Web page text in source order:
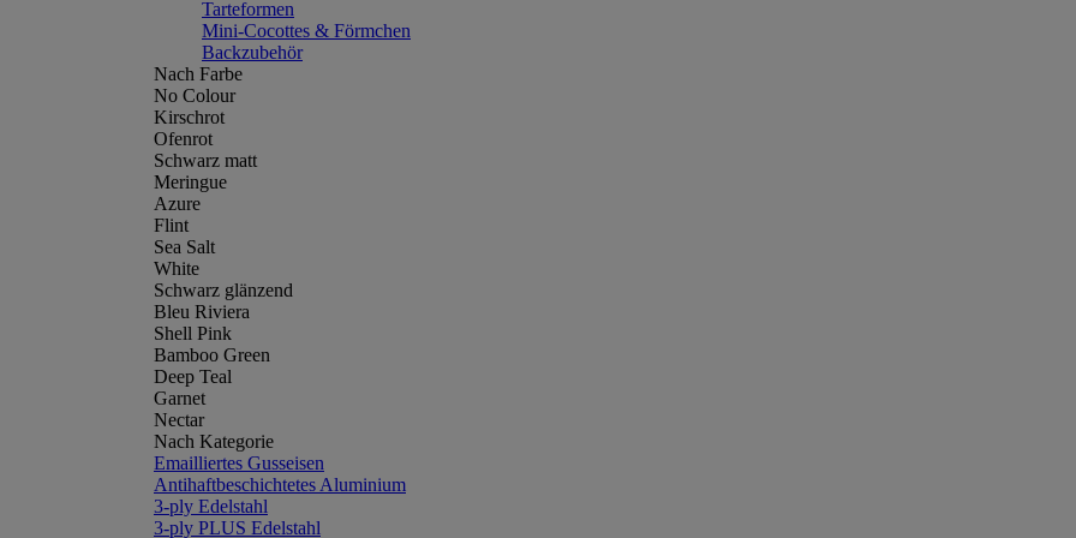
Tarteformen
Mini-Cocottes & Förmchen
Backzubehör
Nach Farbe
No Colour
Kirschrot
Ofenrot
Schwarz matt
Meringue
Azure
Flint
Sea Salt
White
Schwarz glänzend
Bleu Riviera
Shell Pink
Bamboo Green
Deep Teal
Garnet
Nectar
Nach Kategorie
Emailliertes Gusseisen
Antihaftbeschichtetes Aluminium
3-ply Edelstahl
3-ply PLUS Edelstahl